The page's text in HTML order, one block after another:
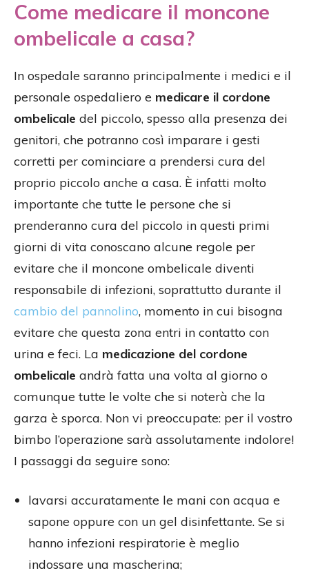
Come medicare il moncone
ombelicale a casa?
In ospedale saranno principalmente i medici e il
personale ospedaliero e medicare il cordone
ombelicale del piccolo, spesso alla presenza dei
genitori, che potranno così imparare i gesti
corretti per cominciare a prendersi cura del
proprio piccolo anche a casa. È infatti molto
importante che tutte le persone che si
prenderanno cura del piccolo in questi primi
giorni di vita conoscano alcune regole per
evitare che il moncone ombelicale diventi
responsabile di infezioni, soprattutto durante il
cambio del pannolino, momento in cui bisogna
evitare che questa zona entri in contatto con
urina e feci. La medicazione del cordone
ombelicale andrà fatta una volta al giorno o
comunque tutte le volte che si noterà che la
garza è sporca. Non vi preoccupate: per il vostro
bimbo l’operazione sarà assolutamente indolore!
I passaggi da seguire sono:
lavarsi accuratamente le mani con acqua e
sapone oppure con un gel disinfettante. Se si
hanno infezioni respiratorie è meglio
indossare una mascherina;